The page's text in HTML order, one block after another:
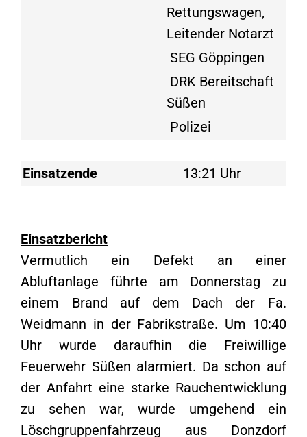
Rettungswagen,
Leitender Notarzt
SEG Göppingen
DRK Bereitschaft
Süßen
Polizei
Einsatzende 13:21 Uhr
Einsatzbericht
Vermutlich ein Defekt an einer
Abluftanlage führte am Donnerstag zu
einem Brand auf dem Dach der Fa.
Weidmann in der Fabrikstraße. Um 10:40
Uhr wurde daraufhin die Freiwillige
Feuerwehr Süßen alarmiert. Da schon auf
der Anfahrt eine starke Rauchentwicklung
zu sehen war, wurde umgehend ein
Löschgruppenfahrzeug aus Donzdorf